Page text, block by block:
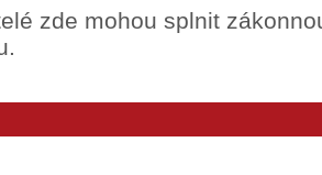
zde mohou splnit